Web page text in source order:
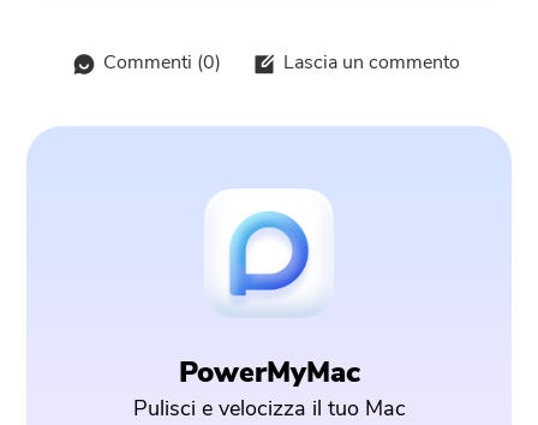
Commenti (0) Lascia un commento
PowerMyMac
Pulisci e velocizza il tuo Mac